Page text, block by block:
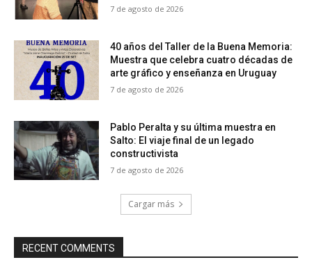
7 de agosto de 2026
40 años del Taller de la Buena Memoria:
Muestra que celebra cuatro décadas de
arte gráfico y enseñanza en Uruguay
7 de agosto de 2026
Pablo Peralta y su última muestra en
Salto: El viaje final de un legado
constructivista
7 de agosto de 2026
Cargar más
RECENT COMMENTS